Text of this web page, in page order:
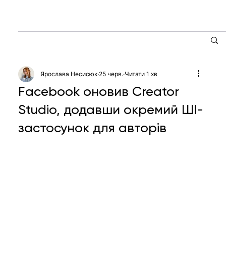
Facebook оновив Creator
Studio, додавши окремий ШІ-
застосунок для авторів
Ярослава Несисюк 25 черв. Читати 1 хв